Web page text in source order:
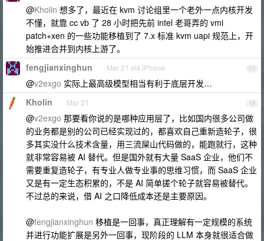
@Kholin 想多了，最近在 kvm 讨论组里一个老外一点内核开发
不懂，就靠 cc vb 了 28 小时把先前 intel 老哥弄的 vmi
patch+xen 的一些功能移植到了 7.x 标准 kvm uapi 规范上，开
始推进合并到内核上游了。
17
fengjianxinghun Mar 21 via iPhone
@v2exgo 实际上最高级模型相当有利于底层开发…
18
Kholin Mar 21
@v2exgo 那要看你说的是哪种应用层了，比如国内很多公司做
的业务都是别的公司已经实现过的，都喜欢自己重新造轮子，很
多其实没什么技术含量，用三流屎山代码做的，能跑就行，这种
就非常容易被 AI 替代。但是国外就有大量 SaaS 企业，他们不
需要重复造轮子，有专业人做专业事的思维习惯，而 SaaS 企业
又是有一定生态积累的，不是 AI 简单搓个轮子就容易被替代。
不过总的来说，借 AI 之口降低成本还是主要原因。
@fengjianxinghun 移植是一回事，真正理解有一定规模的系统
并进行功能扩展是另外一回事，现阶段的 LLM 本身就很适合做